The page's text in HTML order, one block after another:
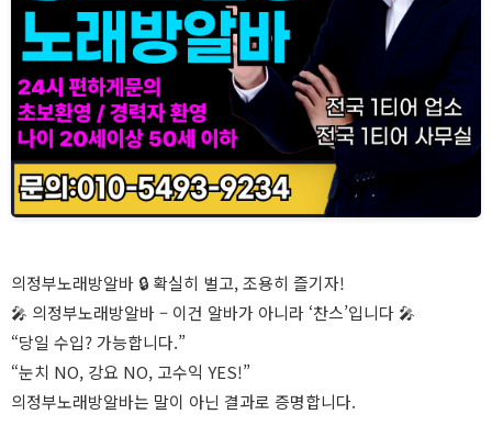
의정부노래방알바 🔒 확실히 벌고, 조용히 즐기자!
🎤 의정부노래방알바 – 이건 알바가 아니라 ‘찬스’입니다 🎤
“당일 수입? 가능합니다.”
“눈치 NO, 강요 NO, 고수익 YES!”
의정부노래방알바는 말이 아닌 결과로 증명합니다.